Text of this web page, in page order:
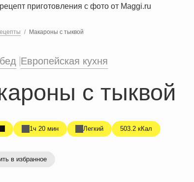
Макароны с тыквой
Европейская кухня
с тыквой
1ч 20 мин Легкий 503.2 кКал
в избранное